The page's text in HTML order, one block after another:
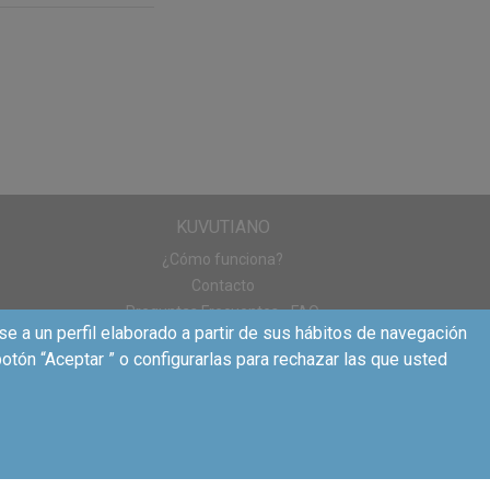
KUVUTIANO
¿Cómo funciona?
Contacto
Preguntas Frecuentes - FAQ
a un perfil elaborado a partir de sus hábitos de navegación
“Aceptar ” o configurarlas para rechazar las que usted